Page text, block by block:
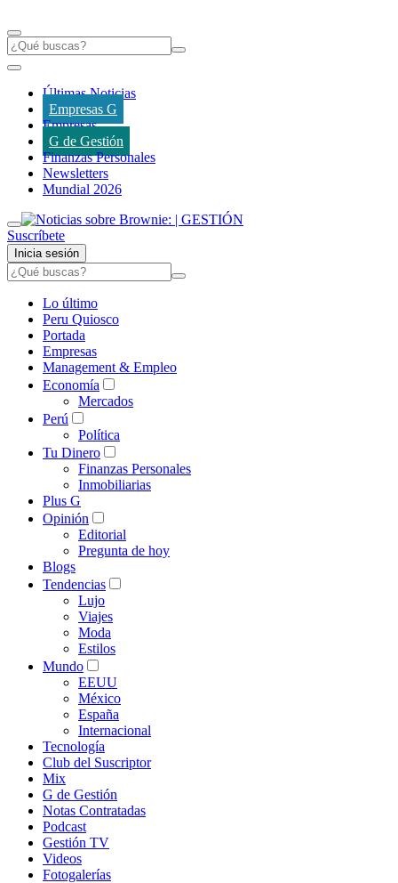
Últimas Noticias
Empresas G
Empresas
G de Gestión
Finanzas Personales
Newsletters
Mundial 2026
Suscríbete
Inicia sesión
Lo último
Peru Quiosco
Portada
Empresas
Management & Empleo
Economía
Mercados
Perú
Política
Tu Dinero
Finanzas Personales
Inmobiliarias
Plus G
Opinión
Editorial
Pregunta de hoy
Blogs
Tendencias
Lujo
Viajes
Moda
Estilos
Mundo
EEUU
México
España
Internacional
Tecnología
Club del Suscriptor
Mix
G de Gestión
Notas Contratadas
Podcast
Gestión TV
Videos
Fotogalerías